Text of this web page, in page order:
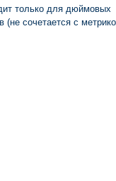
только для дюймовых
(не сочетается с